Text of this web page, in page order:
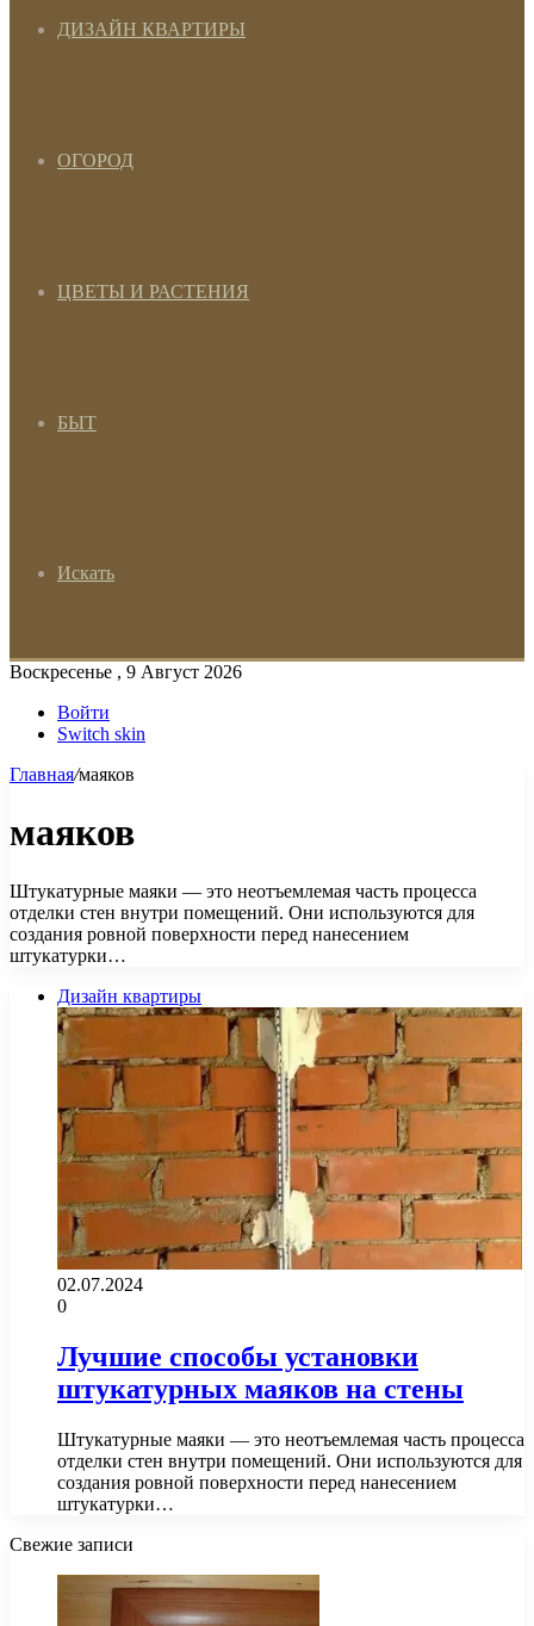
ДИЗАЙН КВАРТИРЫ
ОГОРОД
ЦВЕТЫ И РАСТЕНИЯ
БЫТ
Искать
Воскресенье , 9 Август 2026
Войти
Switch skin
Главная/маяков
маяков
Штукатурные маяки — это неотъемлемая часть процесса
отделки стен внутри помещений. Они используются для
создания ровной поверхности перед нанесением
штукатурки…
Дизайн квартиры
02.07.2024
0
Лучшие способы установки
штукатурных маяков на стены
Штукатурные маяки — это неотъемлемая часть процесса
отделки стен внутри помещений. Они используются для
создания ровной поверхности перед нанесением
штукатурки…
Свежие записи